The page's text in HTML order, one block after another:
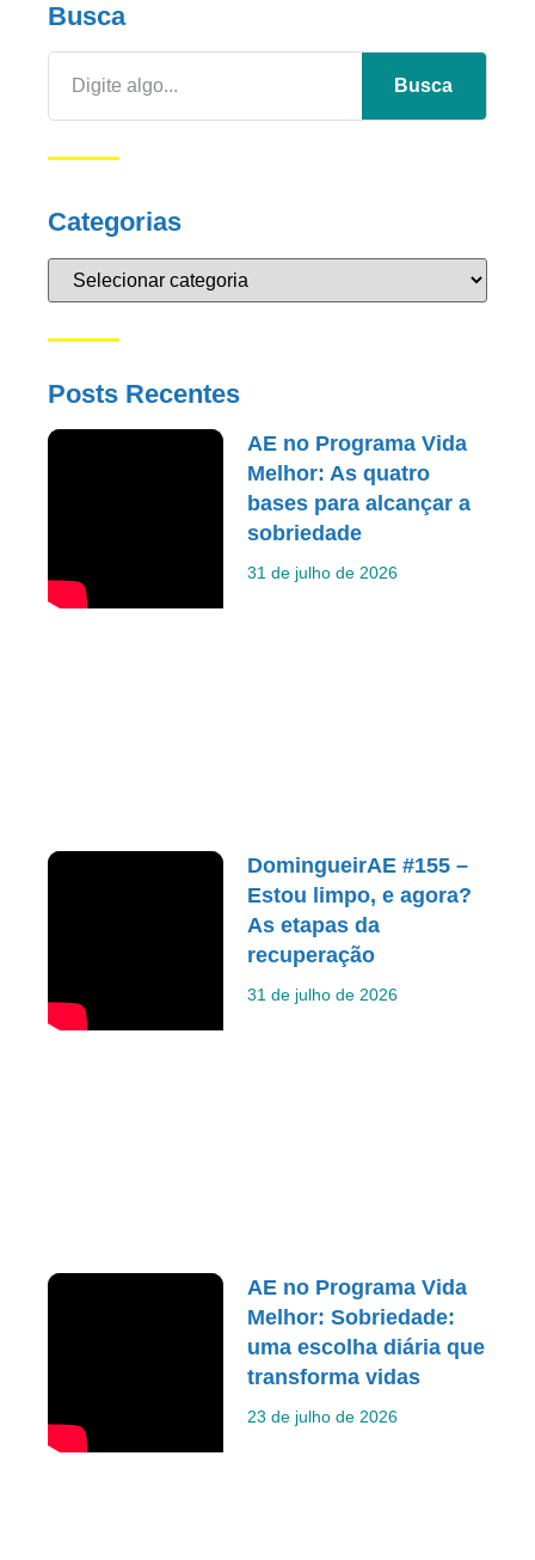
Busca
Busca
Categorias
Posts Recentes
AE no Programa Vida
Melhor: As quatro
bases para alcançar a
sobriedade
31 de julho de 2026
DomingueirAE #155 –
Estou limpo, e agora?
As etapas da
recuperação
31 de julho de 2026
AE no Programa Vida
Melhor: Sobriedade:
uma escolha diária que
transforma vidas
23 de julho de 2026